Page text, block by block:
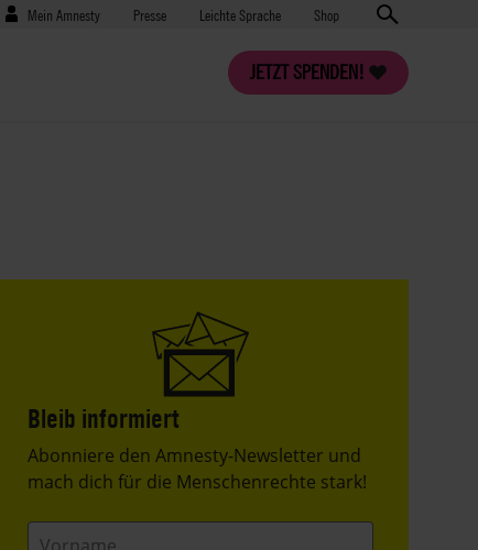
Benutzermenü
Mein Amnesty Presse
Presse Leichte Sprache Shop
JETZT SPENDEN!
Bleib informiert
Header
Text
Abonniere den Amnesty-Newsletter und
mach dich für die Menschenrechte stark!
Vorname